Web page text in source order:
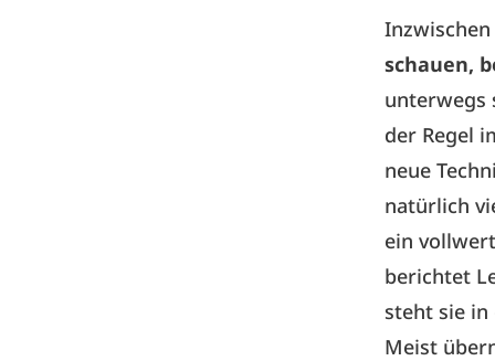
schauen,
unterwegs
der Regel
neue
natürlich
ein
berichtet
steht sie
Meist